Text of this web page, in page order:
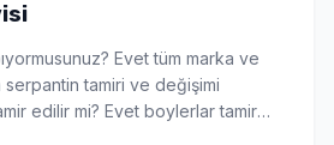
Evet tüm marka ve
tamiri ve değişimi
edilir mi? Evet boylerlar tamir